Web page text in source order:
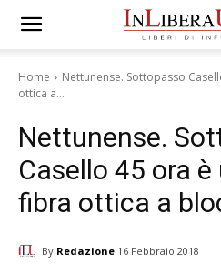
Home
Nettunense. Sottopasso
ottica a...
Nettunense.
Casello 45 ora
fibra ottica a
By Redazione 16 Febbraio 2018